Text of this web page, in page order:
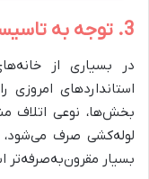
3. توجه به تاسیسات
در بسیاری از
استانداردهای امروزی
بخش‌ها، نوعی اتلاف
لوله‌کشی صرف می‌شود،
بسیار مقرون‌به‌صرفه‌تر